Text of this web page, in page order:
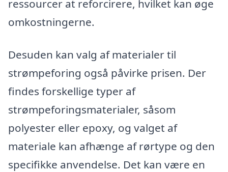
ressourcer at reforcirere, hvilket kan øge
omkostningerne.
Desuden kan valg af materialer til
strømpeforing også påvirke prisen. Der
findes forskellige typer af
strømpeforingsmaterialer, såsom
polyester eller epoxy, og valget af
materiale kan afhænge af rørtype og den
specifikke anvendelse. Det kan være en